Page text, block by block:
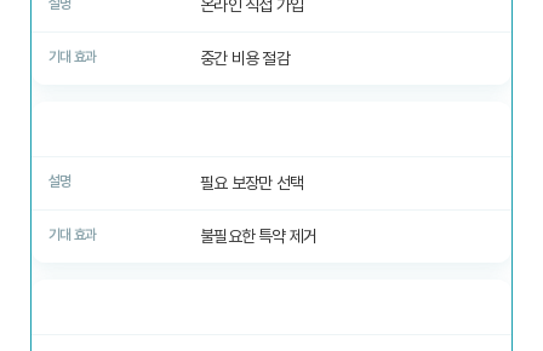
온라인 직접 가입
중간 비용 절감
필요 보장만 선택
불필요한 특약 제거